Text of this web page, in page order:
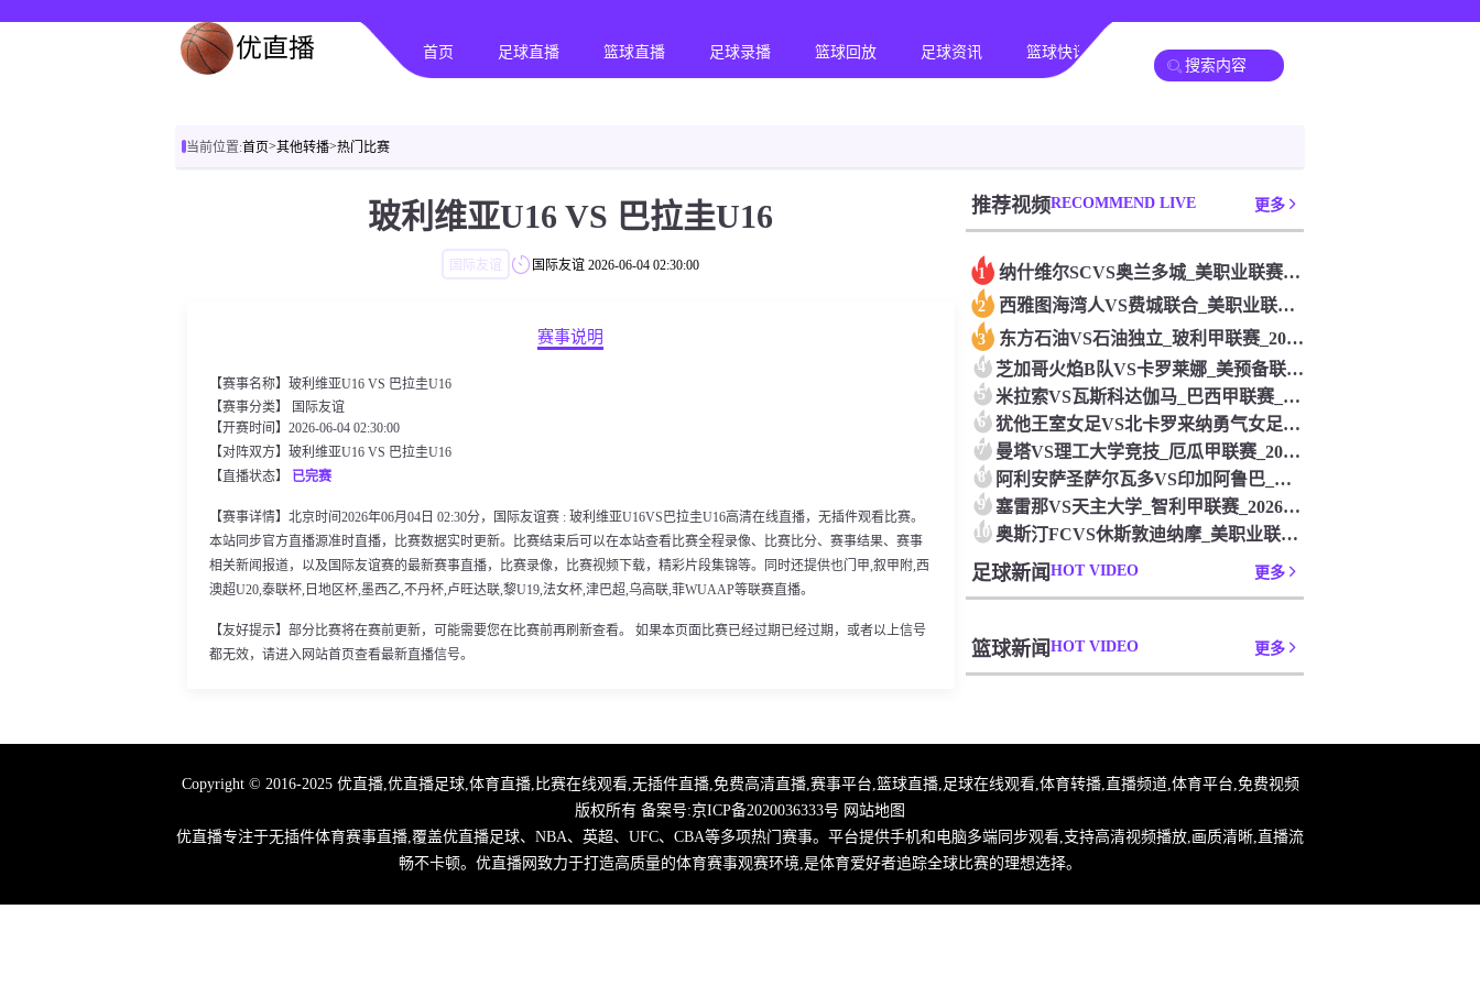
首页 足球直播 篮球直播 足球录播 篮球回放 足球资讯 篮球快讯 其他转播
当前位置:首页>其他转播>热门比赛
玻利维亚U16 VS 巴拉圭U16
国际友谊 国际友谊 2026-06-04 02:30:00
赛事说明
【赛事名称】玻利维亚U16 VS 巴拉圭U16
【赛事分类】
国际友谊
【开赛时间】2026-06-04 02:30:00
【对阵双方】玻利维亚U16 VS 巴拉圭U16
【直播状态】 已完赛
【赛事详情】北京时间2026年06月04日 02:30分，国际友谊赛 : 玻利维亚U16VS巴拉圭U16高清在线直播，无插件观看比赛。
本站同步官方直播源准时直播，比赛数据实时更新。比赛结束后可以在本站查看比赛全程录像、比赛比分、赛事结果、赛事
相关新闻报道，以及国际友谊赛的最新赛事直播，比赛录像，比赛视频下载，精彩片段集锦等。同时还提供也门甲,叙甲附,西
澳超U20,泰联杯,日地区杯,墨西乙,不丹杯,卢旺达联,黎U19,法女杯,津巴超,乌高联,菲WUAAP等联赛直播。
【友好提示】部分比赛将在赛前更新，可能需要您在比赛前再刷新查看。 如果本页面比赛已经过期已经过期，或者以上信号
都无效，请进入网站首页查看最新直播信号。
推荐视频RECOMMEND LIVE 更多
1 纳什维尔SCVS奥兰多城_美职业联赛_2026年07月26日
2 西雅图海湾人VS费城联合_美职业联赛_2026年07月26日
3 东方石油VS石油独立_玻利甲联赛_2026年07月26日
4 芝加哥火焰B队VS卡罗莱娜_美预备联联赛_2026年07月2
5 米拉索VS瓦斯科达伽马_巴西甲联赛_2026年07月26日
6 犹他王室女足VS北卡罗来纳勇气女足_美女职联赛_2026年0
7 曼塔VS理工大学竞技_厄瓜甲联赛_2026年07月26日
8 阿利安萨圣萨尔瓦多VS印加阿鲁巴_萨尔超联赛_2026年07
9 塞雷那VS天主大学_智利甲联赛_2026年07月26日
10 奥斯汀FCVS休斯敦迪纳摩_美职业联赛_2026年07月26
足球新闻 HOT VIDEO 更多
篮球新闻 HOT VIDEO 更多
Copyright © 2016-2025 优直播,优直播足球,体育直播,比赛在线观看,无插件直播,免费高清直播,赛事平台,篮球直播,足球在线观看,体育转播,直播频道,体育平台,免费视频
版权所有 备案号:京ICP备2020036333号 网站地图
优直播专注于无插件体育赛事直播,覆盖优直播足球、NBA、英超、UFC、CBA等多项热门赛事。平台提供手机和电脑多端同步观看,支持高清视频播放,画质清晰,直播流
畅不卡顿。优直播网致力于打造高质量的体育赛事观赛环境,是体育爱好者追踪全球比赛的理想选择。